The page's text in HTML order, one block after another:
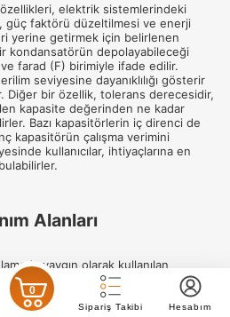
0
Sipariş Takibi Hesabım
elektrik sistemlerindeki
güç faktörü düzeltilmesi ve enerji
yerine getirmek için belirlenen
kondansatörün depolayabileceği
farad (F) birimiyle ifade edilir.
seviyesine dayanıklılığı gösterir
Diğer bir özellik, tolerans derecesidir,
kapasite değerinden ne kadar
Bazı kapasitörlerin iç direnci de
kapasitörün çalışma verimini
kullanıcılar, ihtiyaçlarına en
Alanları
yaygın olarak kullanılan
özellikle motorlu cihazlarda
ekstra güç sağlar. SMD
teknolojisi ile entegre devre